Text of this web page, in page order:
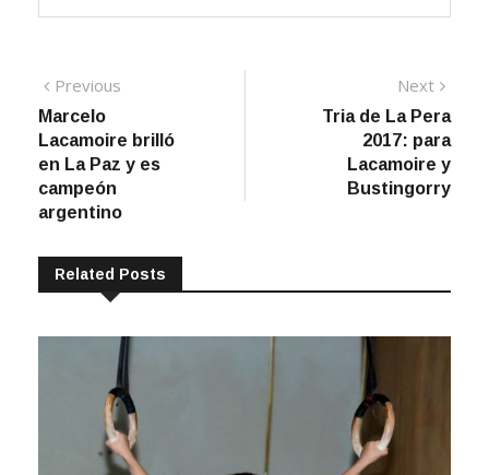
Navegación
de
entradas
Previous
Marcelo
Lacamoire brilló
en La Paz y es
campeón
argentino
Next
post:
Tria de La Pera
2017: para
Lacamoire y
Bustingorry
Related Posts